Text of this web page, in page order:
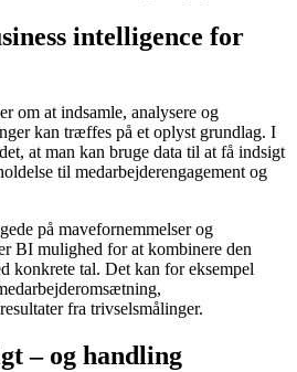
intelligence for
om at indsamle, analysere og
kan træffes på et oplyst grundlag. I
at man kan bruge data til at få indsigt
til medarbejderengagement og
på mavefornemmelser og
BI mulighed for at kombinere den
konkrete tal. Det kan for eksempel
fra trivselsmålinger.
– og handling